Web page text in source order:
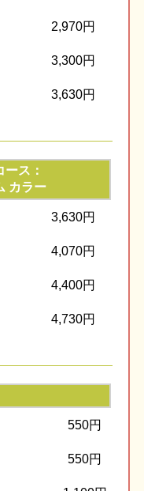
2,970円
3,300円
3,630円
ス：
カラー
3,630円
4,070円
4,400円
4,730円
550円
550円